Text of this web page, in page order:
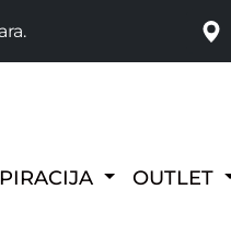
OUTLET